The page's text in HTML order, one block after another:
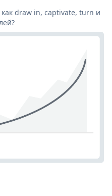
draw in, captivate, turn и